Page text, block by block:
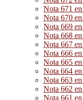
Nota 671
Nota 670
Nota 669
Nota 668
Nota 667
Nota 666
Nota 665
Nota 664
Nota 663
Nota 662
Nota 661